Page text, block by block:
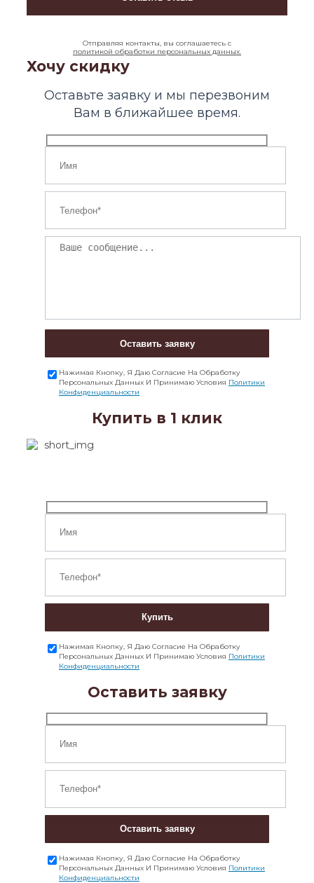
Отправляя контакты, вы соглашаетесь с
политикой обработки персональных данных.
Хочу скидку
Оставьте заявку и мы перезвоним
Вам в ближайшее время.
Оставить заявку
Нажимая Кнопку, Я Даю Согласие На Обработку
Персональных Данных И Принимаю Условия Политики
Конфиденциальности
Купить в 1 клик
Купить
Нажимая Кнопку, Я Даю Согласие На Обработку
Персональных Данных И Принимаю Условия Политики
Конфиденциальности
Оставить заявку
Оставить заявку
Нажимая Кнопку, Я Даю Согласие На Обработку
Персональных Данных И Принимаю Условия Политики
Конфиденциальности